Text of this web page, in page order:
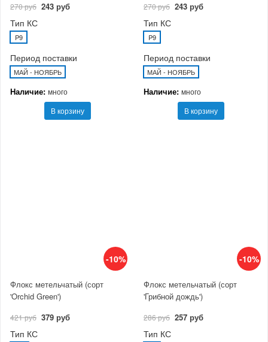
270 руб 243 руб
Тип КС
P9
Период поставки
МАЙ - НОЯБРЬ
Наличие: много
В корзину
270 руб 243 руб
Тип КС
P9
Период поставки
МАЙ - НОЯБРЬ
Наличие: много
В корзину
-10%
Флокс метельчатый (сорт
'Orchid Green')
421 руб 379 руб
Тип КС
-10%
Флокс метельчатый (сорт
'Грибной дождь')
286 руб 257 руб
Тип КС